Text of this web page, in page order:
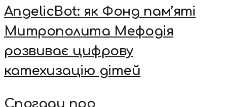
AngelicBot: як Фонд пам’яті
Митрополита Мефодія
розвиває цифрову
катехизацію дітей
Спогади про